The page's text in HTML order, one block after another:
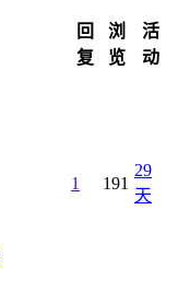
回
复
浏
览
活
动
1 191
29
天